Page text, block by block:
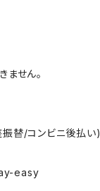
せん。
替/コンビニ後払い)
easy